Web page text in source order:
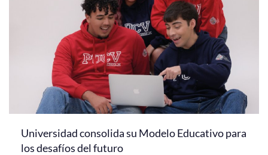
Universidad consolida su Modelo Educativo para
los desafíos del futuro